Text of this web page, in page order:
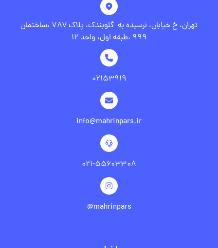
تهران، خ خیابان، نرسیده به گلوبندک، پلاک ۷۸۷ ،ساختمان
۹۹۹ ،طبقه اول، واحد ۱۲
۰۲۱۵۳۹۱۹
info@mahrinpars.ir
۰۲۱-۵۵۶۰۳۳۰۸
mahrinpars@